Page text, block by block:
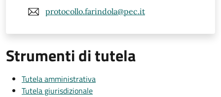
protocollo.farindola@pec.it
Strumenti di tutela
Tutela amministrativa
Tutela giurisdizionale